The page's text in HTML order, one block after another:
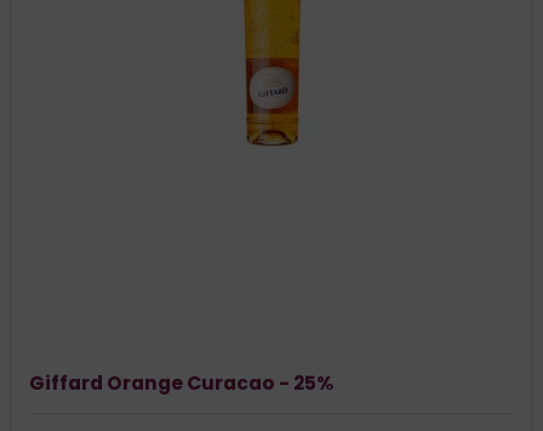
Giffard Orange Curacao - 25%